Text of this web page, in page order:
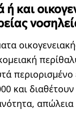
ή και
και